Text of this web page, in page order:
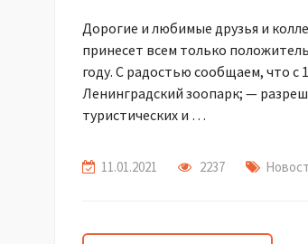
Дорогие и любимые друзья и
принесет всем только
году. С радостью сообщаем, что с
Ленинградский зоопарк; —
туристических и …
11.01.2021 2237